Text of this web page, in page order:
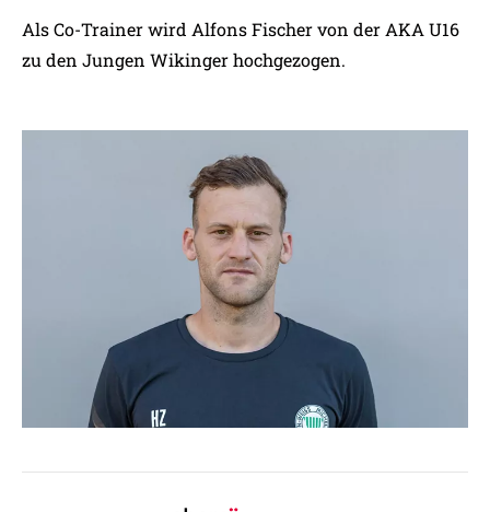
Als Co-Trainer wird Alfons Fischer von der AKA U16
zu den Jungen Wikinger hochgezogen.